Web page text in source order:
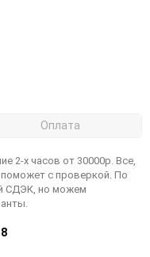
Оплата
2-х часов от 30000р. Все,
с проверкой. По
СДЭК, но можем